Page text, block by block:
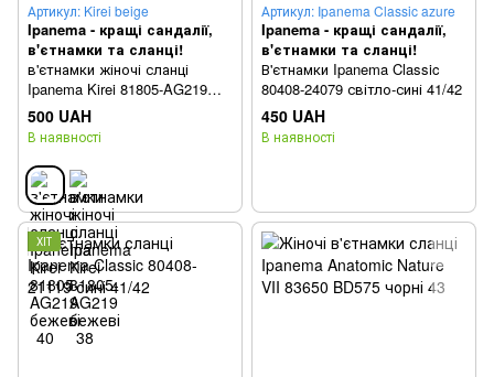
Артикул: Kirei beige
Ipanema - кращі сандалії,
в'єтнамки та сланці!
в'єтнамки жіночі сланці
Ipanema Kirei 81805-AG219
бежеві 40
500 UAH
В наявності
Артикул: Ipanema Classic azure
Ipanema - кращі сандалії,
в'єтнамки та сланці!
В'єтнамки Ipanema Classic
80408-24079 світло-сині 41/42
450 UAH
В наявності
ХІТ